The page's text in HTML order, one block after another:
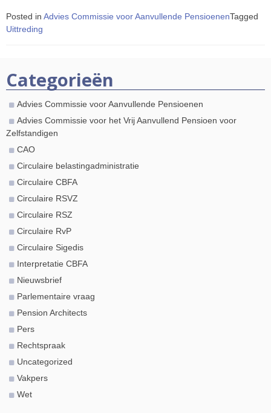
Posted in Advies Commissie voor Aanvullende PensioenenTagged
Uittreding
Categorieën
Advies Commissie voor Aanvullende Pensioenen
Advies Commissie voor het Vrij Aanvullend Pensioen voor
Zelfstandigen
CAO
Circulaire belastingadministratie
Circulaire CBFA
Circulaire RSVZ
Circulaire RSZ
Circulaire RvP
Circulaire Sigedis
Interpretatie CBFA
Nieuwsbrief
Parlementaire vraag
Pension Architects
Pers
Rechtspraak
Uncategorized
Vakpers
Wet